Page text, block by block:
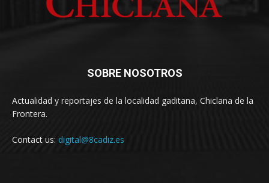
SOBRE NOSOTROS
Actualidad y reportajes de la localidad gaditana, Chiclana de la
Frontera.
Contact us: digital@8cadiz.es